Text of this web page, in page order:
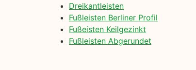
Dreikantleisten
Fußleisten Berliner Profil
Fußeisten Keilgezinkt
Fußleisten Abgerundet